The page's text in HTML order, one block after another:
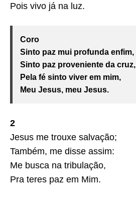
Pois vivo já na luz.
Coro
Sinto paz mui profunda enfim,
Sinto paz proveniente da cruz,
Pela fé sinto viver em mim,
Meu Jesus, meu Jesus.
2
Jesus me trouxe salvação;
Também, me disse assim:
Me busca na tribulação,
Pra teres paz em Mim.